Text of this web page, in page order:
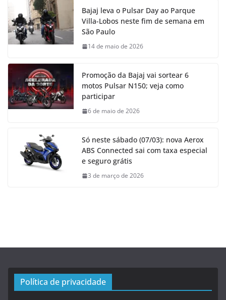
Bajaj leva o Pulsar Day ao Parque
Villa-Lobos neste fim de semana em
São Paulo
14 de maio de 2026
Promoção da Bajaj vai sortear 6
motos Pulsar N150; veja como
participar
6 de maio de 2026
Só neste sábado (07/03): nova Aerox
ABS Connected sai com taxa especial
e seguro grátis
3 de março de 2026
Política de privacidade